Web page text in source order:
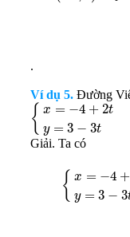
.
Ví dụ 5. Đường
{ x = −4 + 2t
y = 3 − 3t
Giải. Ta có
{ x = −4 +
y = 3 − 3